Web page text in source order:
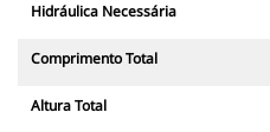
Hidráulica Necessária
Comprimento Total
Altura Total